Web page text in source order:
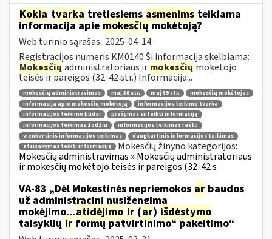
Kokia tvarka tretiesiems asmenims teikiama
informacija apie mokesčiųmokėtoją?
Web turinio sąrašas 2025-04-14
Registracijos numeris KM0140 Ši informacija skelbiama:
Mokesčių administratoriaus ir mokesčių mokėtojo
teisės ir pareigos (32-42 str.) Informacija...
mokesčių administravimas maį 38 str. maį 39 str.
mokesčių mokėtojas
informacija apie mokesčių mokėtoją
informacijos teikimo tvarka
informacijos teikimo būdai
prašymas suteikti informaciją
informacijos teikimas žodžiu
informacijos teikimas raštu
vienkartinis informacijos teikimas
daugkartinis informacijos teikimas
atsisakymas teikti informaciją
Mokesčių žinyno kategorijos:
Mokesčių administravimas » Mokesčių administratoriaus
ir mokesčių mokėtojo teisės ir pareigos (32-42 s
VA-83 „Dėl Mokestinės nepriemokos ar baudos
už administracinį nusižengimą
mokėjimo...atidėjimo ir (ar) išdėstymo
taisyklių ir formų patvirtinimo“ pakeitimo“